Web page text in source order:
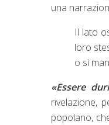
una
Il lato
loro
o si
«Essere
rivelazione,
popolano,